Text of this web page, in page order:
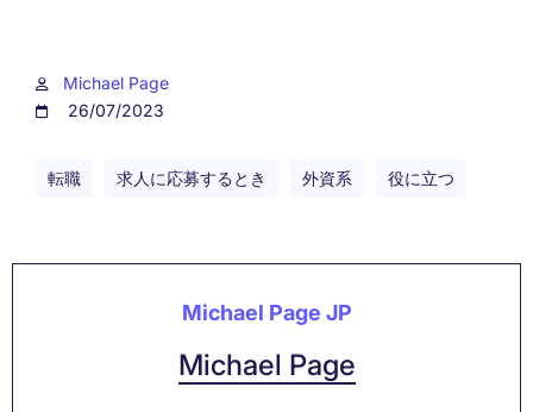
Michael Page
26/07/2023
転職 求人に応募するとき 外資系 役に立つ
Michael Page JP
Michael Page